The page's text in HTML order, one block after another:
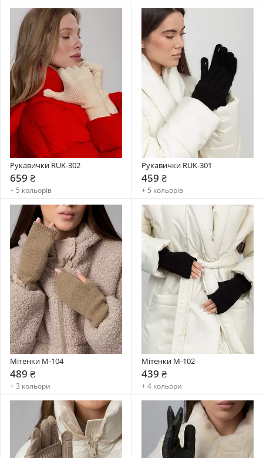
Рукавички RUK-302
659 ₴
+ 5 кольорів
Рукавички RUK-301
459 ₴
+ 5 кольорів
Мітенки M-104
489 ₴
+ 3 кольори
Мітенки M-102
439 ₴
+ 4 кольори